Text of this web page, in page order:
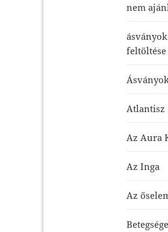
nem
feltöltése
Atlantisz
Az Aura
Az Inga
Az